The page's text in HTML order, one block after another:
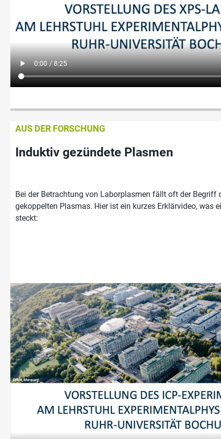
AUS DER FORSCHUNG
Induktiv gezündete Plasmen
Bei der Betrachtung von Laborplasmen fällt oft der Begriff
gekoppelten Plasmas. Hier ist ein kurzes Erklärvideo, was
steckt: